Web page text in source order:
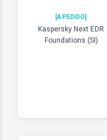
[A PEDIDO]
Kaspersky Next EDR
Foundations (SI)